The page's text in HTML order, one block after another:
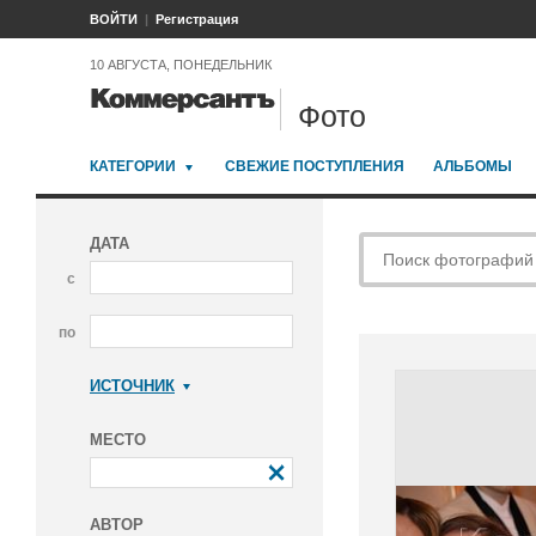
ВОЙТИ Регистрация
10 АВГУСТА, ПОНЕДЕЛЬНИК
Фото
КАТЕГОРИИ СВЕЖИЕ ПОСТУПЛЕНИЯ АЛЬБОМЫ
ДАТА
с
по
ИСТОЧНИК
МЕСТО
АВТОР